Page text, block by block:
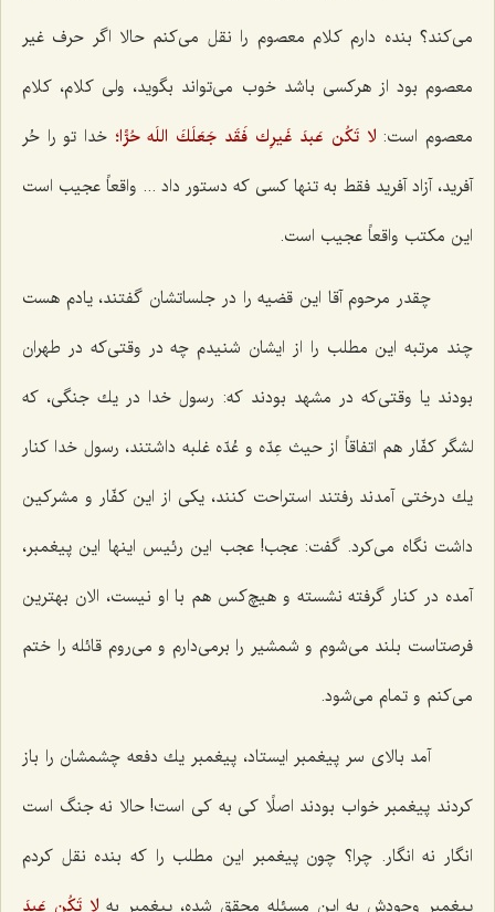
می‌كند؟ بنده دارم كلام معصوم را نقل می‌كنم حالا اگر حرف غیر
معصوم بود از هركسی باشد خوب می‌تواند بگوید، ولی كلام، كلام
معصوم است: لا تَكُن عَبدَ غَیرِك فَقَد جَعَلَكَ اللَه حُرًّا؛ خدا تو را حُر
آفرید، آزاد آفرید فقط به تنها كسی كه دستور داد ... واقعاً عجیب است
این مكتب واقعاً عجیب است.
چقدر مرحوم آقا این قضیه را در جلساتشان گفتند، یادم هست
چند مرتبه این مطلب را از ایشان شنیدم چه در وقتی‌كه در طهران
بودند یا وقتی‌كه در مشهد بودند كه: رسول خدا در یك جنگی، كه
لشگر كفّار هم اتفاقاً از حیث عِدّه و عُدّه غلبه داشتند، رسول خدا كنار
یك درختی آمدند رفتند استراحت كنند، یكی از این كفّار و مشركین
داشت نگاه می‌كرد. گفت: عجب! عجب این رئیس اینها این پیغمبر،
آمده در كنار گرفته نشسته و هیچ‌كس هم با او نیست، الان بهترین
فرصتاست بلند می‌شوم و شمشیر را برمی‌دارم و می‌روم قائله را ختم
می‌كنم و تمام می‌شود.
آمد بالای سر پیغمبر ایستاد، پیغمبر یك دفعه چشمشان را باز
كردند پیغمبر خواب بودند اصلًا كی به كی است! حالا نه جنگ است
انگار نه انگار. چرا؟ چون پیغمبر این مطلب را كه بنده نقل كردم
پیغمبر وجودش به این مسئله محقق شده، پیغمبر به لا تَكُن عَبدَ